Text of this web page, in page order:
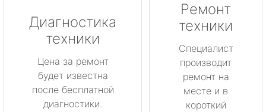
Диагностика
техники
Цена за ремонт
будет известна
после бесплатной
диагностики.
Ремонт
техники
Специалист
производит
ремонт на
месте и в
короткий